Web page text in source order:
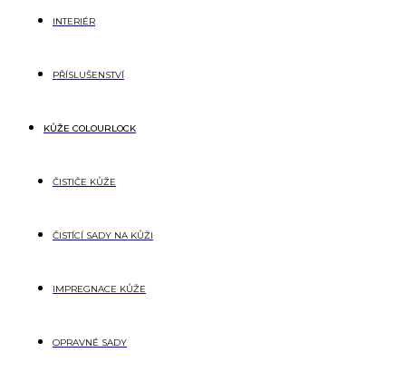
INTERIÉR
PŘÍSLUŠENSTVÍ
KŮŽE COLOURLOCK
ČISTIČE KŮŽE
ČISTÍCÍ SADY NA KŮŽI
IMPREGNACE KŮŽE
OPRAVNÉ SADY